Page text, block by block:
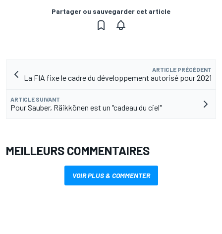
Partager ou sauvegarder cet article
ARTICLE PRÉCÉDENT
La FIA fixe le cadre du développement autorisé pour 2021
ARTICLE SUIVANT
Pour Sauber, Räikkönen est un "cadeau du ciel"
MEILLEURS COMMENTAIRES
VOIR PLUS & COMMENTER